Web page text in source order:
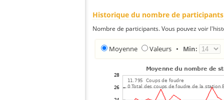
Historique du nombre de participants
Nombre de participants. Vous pouvez voir
Moyenne Valeurs • Min: